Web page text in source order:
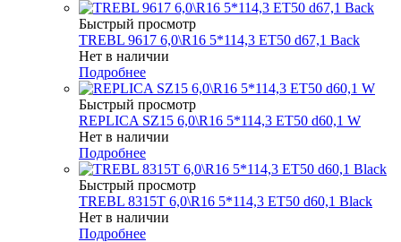
Быстрый просмотр
TREBL 9617 6,0\R16 5*114,3 ET50 d67,1 Back
Нет в наличии
Подробнее
Быстрый просмотр
REPLICA SZ15 6,0\R16 5*114,3 ET50 d60,1 W
Нет в наличии
Подробнее
Быстрый просмотр
TREBL 8315T 6,0\R16 5*114,3 ET50 d60,1 Black
Нет в наличии
Подробнее